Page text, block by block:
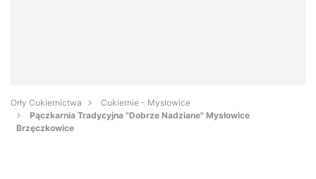
Orły Cukiernictwa
Cukiernie - Mysłowice
Pączkarnia Tradycyjna "Dobrze Nadziane" Mysłowice
Brzęczkowice